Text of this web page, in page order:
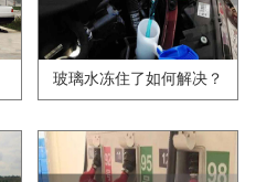
玻璃水冻住了如何解决？